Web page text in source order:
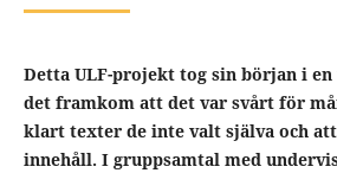
Detta ULF-projekt tog sin början i
det framkom att det var svårt för
klart texter de inte valt själva och
innehåll. I gruppsamtal med